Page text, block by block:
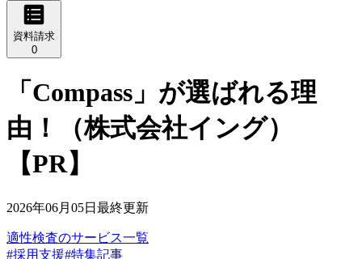
資料請求
0
「Compass」が選ばれる理
由！（株式会社イング）
【PR】
2026年06月05日 最終更新
適性検査のサービス一覧
#採用支援#特集記事